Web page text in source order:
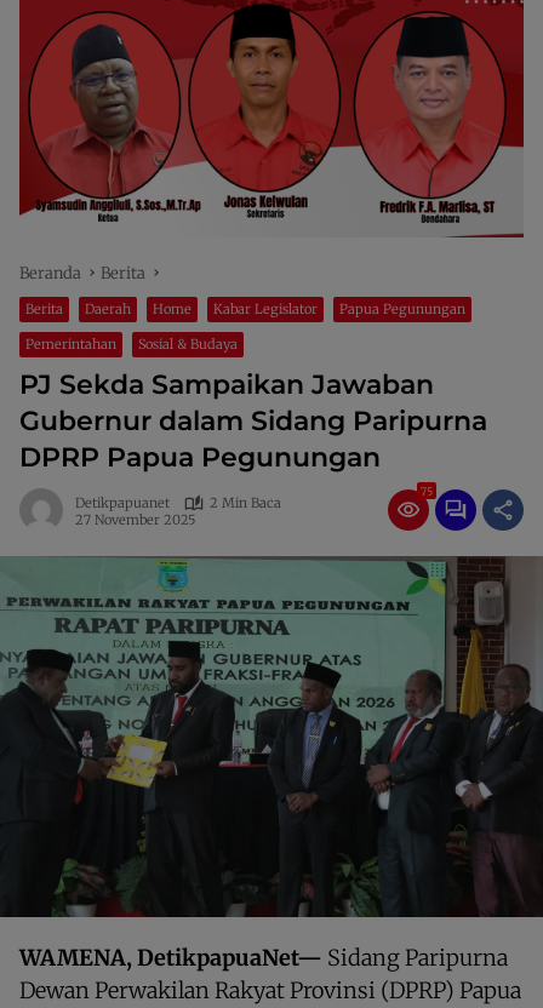
Beranda Berita
Berita Daerah Home Kabar Legislator Papua Pegunungan
Pemerintahan Sosial & Budaya
PJ Sekda Sampaikan Jawaban
Gubernur dalam Sidang Paripurna
DPRP Papua Pegunungan
Detikpapuanet
2 Min Baca
27 November 2025
75
WAMENA, DetikpapuaNet— Sidang Paripurna
Dewan Perwakilan Rakyat Provinsi (DPRP) Papua